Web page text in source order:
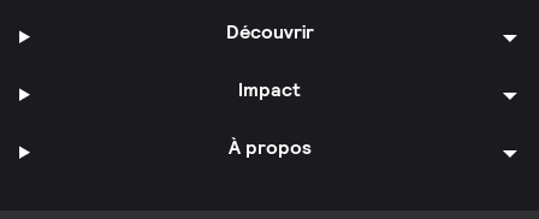
Découvrir
Impact
À propos